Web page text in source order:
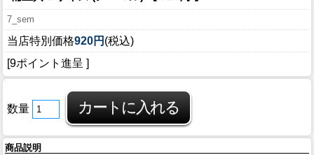
7_sem
当店特別価格920円 (税込)
[9ポイント進呈 ]
数量
商品説明